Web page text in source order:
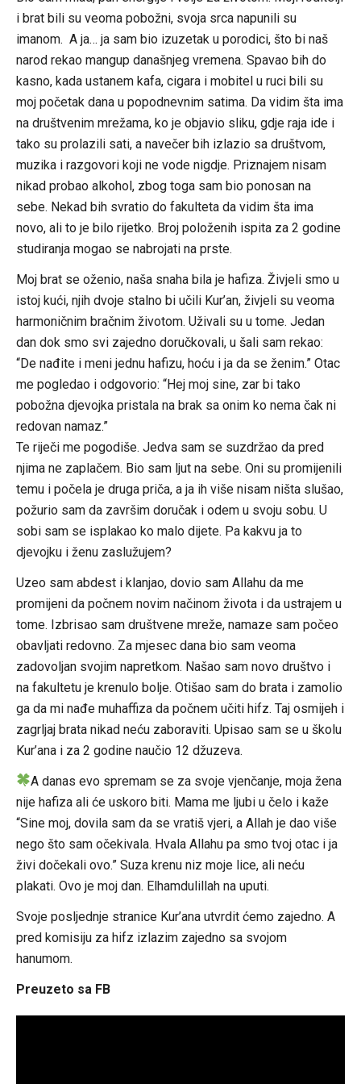
i brat bili su veoma pobožni, svoja srca napunili su
imanom. A ja… ja sam bio izuzetak u porodici, što bi naš
narod rekao mangup današnjeg vremena. Spavao bih do
kasno, kada ustanem kafa, cigara i mobitel u ruci bili su
moj početak dana u popodnevnim satima. Da vidim šta ima
na društvenim mrežama, ko je objavio sliku, gdje raja ide i
tako su prolazili sati, a navečer bih izlazio sa društvom,
muzika i razgovori koji ne vode nigdje. Priznajem nisam
nikad probao alkohol, zbog toga sam bio ponosan na
sebe. Nekad bih svratio do fakulteta da vidim šta ima
novo, ali to je bilo rijetko. Broj položenih ispita za 2 godine
studiranja mogao se nabrojati na prste.
Moj brat se oženio, naša snaha bila je hafiza. Živjeli smo u
istoj kući, njih dvoje stalno bi učili Kur’an, živjeli su veoma
harmoničnim bračnim životom. Uživali su u tome. Jedan
dan dok smo svi zajedno doručkovali, u šali sam rekao:
“De nađite i meni jednu hafizu, hoću i ja da se ženim.” Otac
me pogledao i odgovorio: “Hej moj sine, zar bi tako
pobožna djevojka pristala na brak sa onim ko nema čak ni
redovan namaz.”
Te riječi me pogodiše. Jedva sam se suzdržao da pred
njima ne zaplačem. Bio sam ljut na sebe. Oni su promijenili
temu i počela je druga priča, a ja ih više nisam ništa slušao,
požurio sam da završim doručak i odem u svoju sobu. U
sobi sam se isplakao ko malo dijete. Pa kakvu ja to
djevojku i ženu zaslužujem?
Uzeo sam abdest i klanjao, dovio sam Allahu da me
promijeni da počnem novim načinom života i da ustrajem u
tome. Izbrisao sam društvene mreže, namaze sam počeo
obavljati redovno. Za mjesec dana bio sam veoma
zadovoljan svojim napretkom. Našao sam novo društvo i
na fakultetu je krenulo bolje. Otišao sam do brata i zamolio
ga da mi nađe muhaffiza da počnem učiti hifz. Taj osmijeh i
zagrljaj brata nikad neću zaboraviti. Upisao sam se u školu
Kur’ana i za 2 godine naučio 12 džuzeva.
A danas evo spremam se za svoje vjenčanje, moja žena
nije hafiza ali će uskoro biti. Mama me ljubi u čelo i kaže
“Sine moj, dovila sam da se vratiš vjeri, a Allah je dao više
nego što sam očekivala. Hvala Allahu pa smo tvoj otac i ja
živi dočekali ovo.” Suza krenu niz moje lice, ali neću
plakati. Ovo je moj dan. Elhamdulillah na uputi.
Svoje posljednje stranice Kur’ana utvrdit ćemo zajedno. A
pred komisiju za hifz izlazim zajedno sa svojom
hanumom.
Preuzeto sa FB